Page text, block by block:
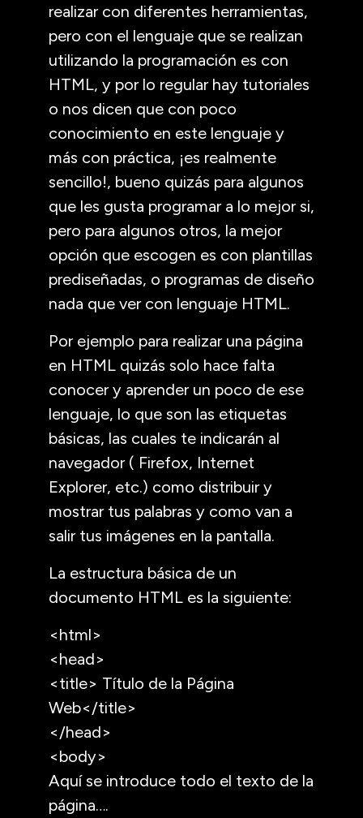
realizar con diferentes herramientas,
pero con el lenguaje que se realizan
utilizando la programación es con
HTML, y por lo regular hay tutoriales
o nos dicen que con poco
conocimiento en este lenguaje y
más con práctica, ¡es realmente
sencillo!, bueno quizás para algunos
que les gusta programar a lo mejor si,
pero para algunos otros, la mejor
opción que escogen es con plantillas
prediseñadas, o programas de diseño
nada que ver con lenguaje HTML.
Por ejemplo para realizar una página
en HTML quizás solo hace falta
conocer y aprender un poco de ese
lenguaje, lo que son las etiquetas
básicas, las cuales te indicarán al
navegador ( Firefox, Internet
Explorer, etc.) como distribuir y
mostrar tus palabras y como van a
salir tus imágenes en la pantalla.
La estructura básica de un
documento HTML es la siguiente:
<html>
<head>
<title> Título de la Página
Web</title>
</head>
<body>
Aquí se introduce todo el texto de la
página….